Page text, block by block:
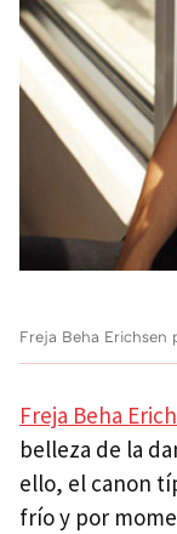
Freja Beha Erichsen
Freja Beha
belleza de la
ello, el canon
frío y por